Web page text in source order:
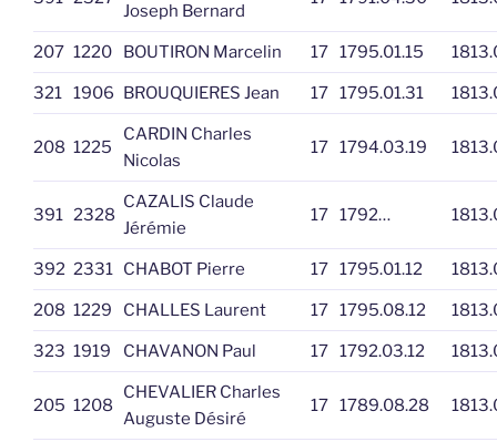
Joseph Bernard
207 1220 BOUTIRON Marcelin 17 1795.01.15
321 1906 BROUQUIERES Jean 17 1795.01.31
208 1225
CARDIN Charles
Nicolas
17 1794.03.19
391 2328
CAZALIS Claude
Jérémie
17 1792…
392 2331 CHABOT Pierre 17 1795.01.12
208 1229 CHALLES Laurent 17 1795.08.12
323 1919 CHAVANON Paul 17 1792.03.12
205 1208
CHEVALIER Charles
Auguste Désiré
17 1789.08.28